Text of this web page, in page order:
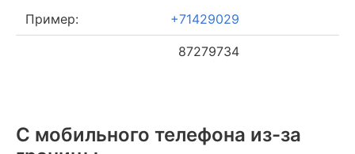
Пример: +71429029
87279734
С мобильного телефона из-за